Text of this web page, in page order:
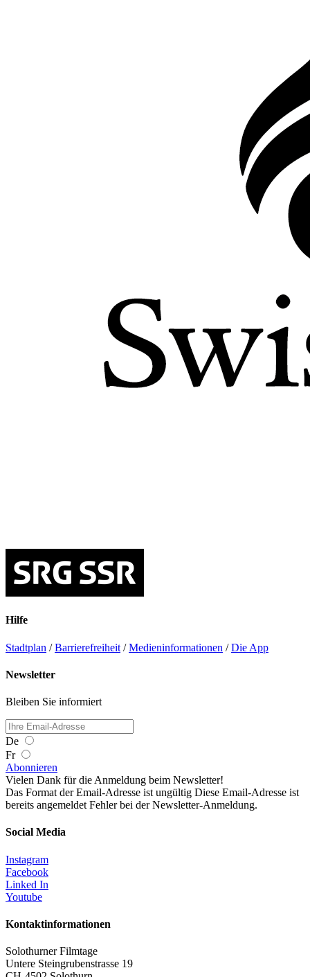
Hilfe
Stadtplan /Barrierefreiheit /Medieninformationen /Die App
Newsletter
Bleiben Sie informiert
De
Fr
Abonnieren
Vielen Dank für die Anmeldung beim Newsletter!
Das Format der Email-Adresse ist ungültig Diese Email-Adresse ist
bereits angemeldet Fehler bei der Newsletter-Anmeldung.
Social Media
Instagram
Facebook
Linked In
Youtube
Kontaktinformationen
Solothurner Filmtage
Untere Steingrubenstrasse 19